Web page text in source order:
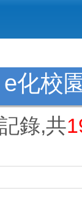
e化校
錄,共